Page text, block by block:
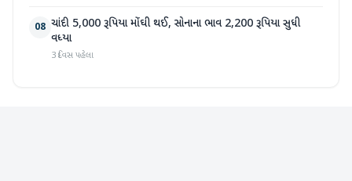
08 ચાંદી 5,000 રૂપિયા મોંઘી થઈ, સોનાના ભાવ 2,200 રૂપિયા સુધી
વધ્યા
3 દિવસ પહેલા